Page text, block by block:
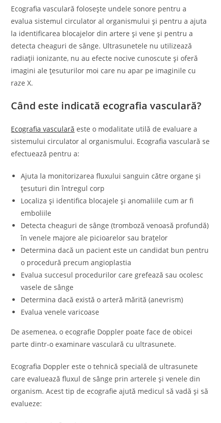
Ecografia vasculară folosește undele sonore pentru a
evalua sistemul circulator al organismului și pentru a ajuta
la identificarea blocajelor din artere și vene și pentru a
detecta cheaguri de sânge. Ultrasunetele nu utilizează
radiații ionizante, nu au efecte nocive cunoscute și oferă
imagini ale țesuturilor moi care nu apar pe imaginile cu
raze X.
Când este indicată ecografia vasculară?
Ecografia vasculară este o modalitate utilă de evaluare a
sistemului circulator al organismului. Ecografia vasculară se
efectuează pentru a:
Ajuta la monitorizarea fluxului sanguin către organe și
țesuturi din întregul corp
Localiza și identifica blocajele și anomaliile cum ar fi
emboliile
Detecta cheaguri de sânge (tromboză venoasă profundă)
în venele majore ale picioarelor sau brațelor
Determina dacă un pacient este un candidat bun pentru
o procedură precum angioplastia
Evalua succesul procedurilor care grefează sau ocolesc
vasele de sânge
Determina dacă există o arteră mărită (anevrism)
Evalua venele varicoase
De asemenea, o ecografie Doppler poate face de obicei
parte dintr-o examinare vasculară cu ultrasunete.
Ecografia Doppler este o tehnică specială de ultrasunete
care evaluează fluxul de sânge prin arterele și venele din
organism. Acest tip de ecografie ajută medicul să vadă și să
evalueze: